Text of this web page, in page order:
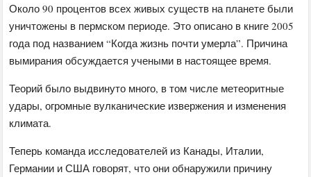
Около 90 процентов всех живых существ на планете были
уничтожены в пермском периоде. Это описано в книге 2005
года под названием “Когда жизнь почти умерла”. Причина
вымирания обсуждается учеными в настоящее время.
Теорий было выдвинуто много, в том числе метеоритные
удары, огромные вулканические извержения и изменения
климата.
Теперь команда исследователей из Канады, Италии,
Германии и США говорят, что они обнаружили причину